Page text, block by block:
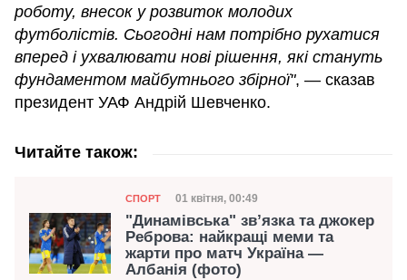
роботу, внесок у розвиток молодих
футболістів. Сьогодні нам потрібно рухатися
вперед і ухвалювати нові рішення, які стануть
фундаментом майбутнього збірної", — сказав
президент УАФ Андрій Шевченко.
Читайте також:
Категорія
СПОРТ Дата публікації
01 квітня, 00:49
"Динамівська" зв’язка та джокер
Реброва: найкращі меми та
жарти про матч Україна —
Албанія (фото)